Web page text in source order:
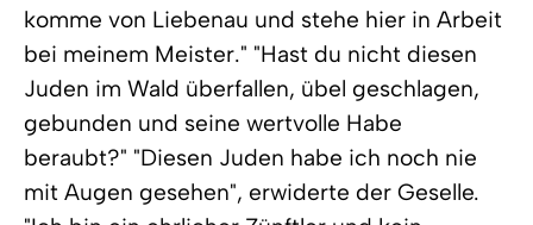
komme von Liebenau und stehe hier in Arbeit
bei meinem Meister." "Hast du nicht diesen
Juden im Wald überfallen, übel geschlagen,
gebunden und seine wertvolle Habe
beraubt?" "Diesen Juden habe ich noch nie
mit Augen gesehen", erwiderte der Geselle.